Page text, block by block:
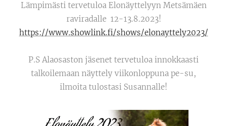
Lämpimästi tervetuloa Elonäyttelyyn Metsämäen
raviradalle 12-13.8.2023!
https://www.showlink.fi/shows/elonayttely2023/
P.S Alaosaston jäsenet tervetuloa innokkaasti
talkoilemaan näyttely viikonloppuna pe-su,
ilmoita tulostasi Susannalle!